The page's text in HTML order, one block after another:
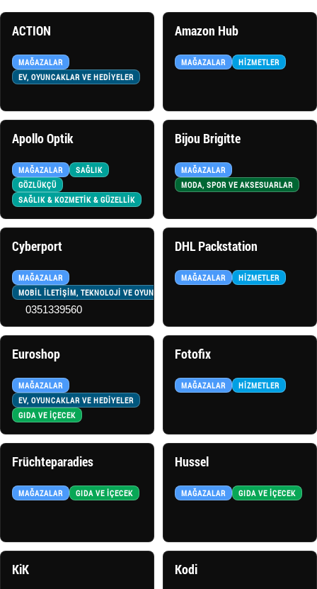
MAĞAZALAR
EV, OYUNCAKLAR VE HEDİYELER
ACTION
MAĞAZALAR HIZMETLER
Amazon Hub
MAĞAZALAR
SAĞLIK
GÖZLÜKÇÜ
SAĞLIK & KOZMETİK & GÜZELLİK
Apollo Optik
MAĞAZALAR
MODA, SPOR VE AKSESUARLAR
Bijou Brigitte
MAĞAZALAR
MOBİL İLETİŞİM, TEKNOLOJİ VE OYUNLAR
Cyberport
0351339560
MAĞAZALAR HIZMETLER
DHL Packstation
MAĞAZALAR
EV, OYUNCAKLAR VE HEDİYELER
GIDA VE İÇECEK
Euroshop
MAĞAZALAR HIZMETLER
Fotofix
MAĞAZALAR GIDA VE İÇECEK
Früchteparadies
MAĞAZALAR GIDA VE İÇECEK
Hussel
KiK Kodi